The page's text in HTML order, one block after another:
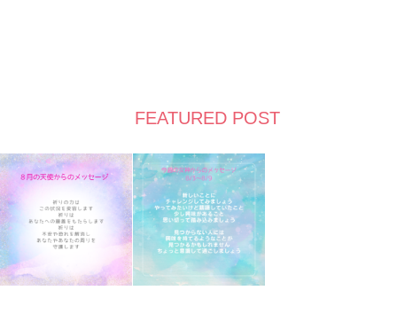
FEATURED POST